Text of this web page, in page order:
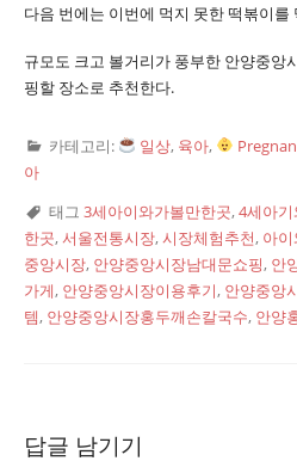
다음 번에는 이번에 먹지 못한 떡볶이를
규모도 크고 볼거리가 풍부한 안양중앙
핑할 장소로 추천한다.
카테고리: 일상, 육아,
아
태그 3세아이와가볼만한곳,4세아
한곳,서울전통시장,시장체험추천, 아
중앙시장, 안양중앙시장남대문쇼핑, 안
가게, 안양중앙시장이용후기, 안양중앙
템, 안양중앙시장홍두깨손칼국수, 안양
답글 남기기